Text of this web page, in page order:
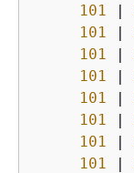
101
|
101
|
101
|
101
|
101
|
101
|
101
|
101
|